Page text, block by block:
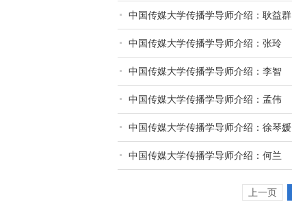
中国传媒大学传播学导师介绍：耿益群
中国传媒大学传播学导师介绍：张玲
中国传媒大学传播学导师介绍：李智
中国传媒大学传播学导师介绍：孟伟
中国传媒大学传播学导师介绍：徐琴媛
中国传媒大学传播学导师介绍：何兰
上一页